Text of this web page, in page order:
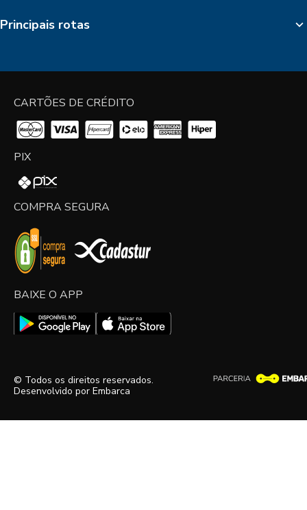
Principais rotas
CARTÕES DE CRÉDITO
PIX
COMPRA SEGURA
BAIXE O APP
© Todos os direitos reservados.
Desenvolvido por Embarca